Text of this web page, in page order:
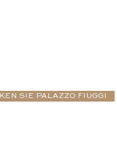
SIE PALAZZO FIUGGI